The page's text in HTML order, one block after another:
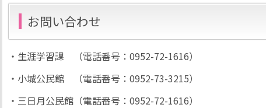
お問い合わせ
・生涯学習課 （電話番号：0952-72-1616）
・小城公民館 （電話番号：0952-73-3215）
・三日月公民館（電話番号：0952-72-1616）